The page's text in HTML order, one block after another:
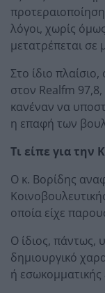
λόγοι, χωρίς
μετατρέπεται σε
Στο ίδιο
στον Realfm 97,8,
κανέναν να
η επαφή των
Τι είπε για την
Ο κ. Βορίδης
οποία είχε
Ο ίδιος, πάντως,
δημιουργικό
ή εσωκομματικής